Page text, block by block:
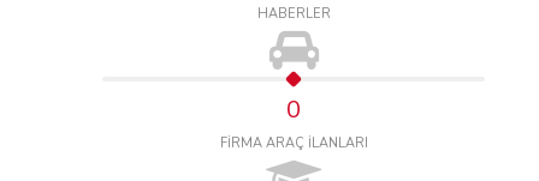
HABERLER
0
FİRMA ARAÇ İLANLARI